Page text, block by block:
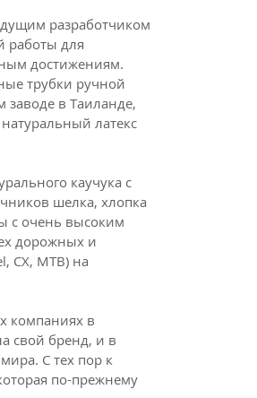
разработчиком
работы для
достижениям.
трубки ручной
в Таиланде,
латекс
каучука с
шелка, хлопка
с очень высоким
дорожных и
CX, MTB) на
компаниях в
свой бренд, и в
С тех пор к
по-прежнему